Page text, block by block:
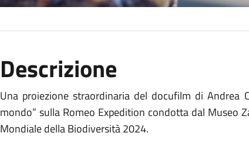
Descrizione
Una proiezione straordinaria del docufilm di Andrea
mondo” sulla Romeo Expedition condotta dal Museo
Mondiale della Biodiversità 2024.